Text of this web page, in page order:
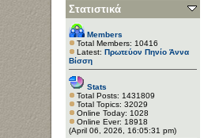
Στατιστικά
Members
Total Members: 10416
Latest: Πρωτεύον Πηνίο Άννα
Βίσση
Stats
Total Posts: 1431809
Total Topics: 32029
Online Today: 1028
Online Ever: 18918
(April 06, 2026, 16:05:31 pm)